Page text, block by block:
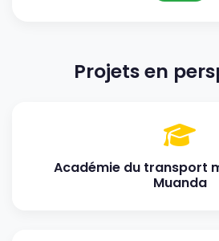
Projets en
Académie du transport
Muanda